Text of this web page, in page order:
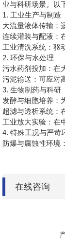
业与科研场景。以
1. ‌工业生产与制造‌
大流量液体传输‌：
连续灌装与配液‌：
工业清洗系统‌：驱
2. ‌环保与水处理‌
污水药剂投加‌：在
污泥输送‌：可应对
3. ‌生物制药与科研‌
发酵与细胞培养‌：
超滤与透析系统‌：
工业放大实验‌：在
4. ‌特殊工况与严苛
防爆与腐蚀性环境‌
在线咨询